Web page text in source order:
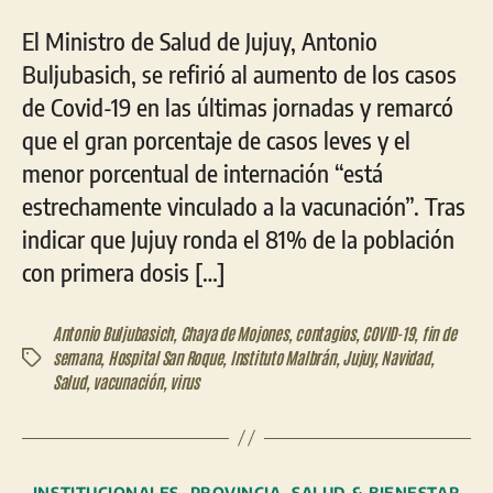
El Ministro de Salud de Jujuy, Antonio
Buljubasich, se refirió al aumento de los casos
de Covid-19 en las últimas jornadas y remarcó
que el gran porcentaje de casos leves y el
menor porcentual de internación “está
estrechamente vinculado a la vacunación”. Tras
indicar que Jujuy ronda el 81% de la población
con primera dosis […]
Etiquetas
Antonio Buljubasich, Chaya de Mojones, contagios, COVID-19, fin de
semana, Hospital San Roque, Instituto Malbrán, Jujuy,Navidad,
Salud, vacunación, virus
Categorías